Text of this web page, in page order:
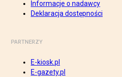
Informacje o nadawcy
Deklaracja dostępności
PARTNERZY
E-kiosk.pl
E-gazety.pl